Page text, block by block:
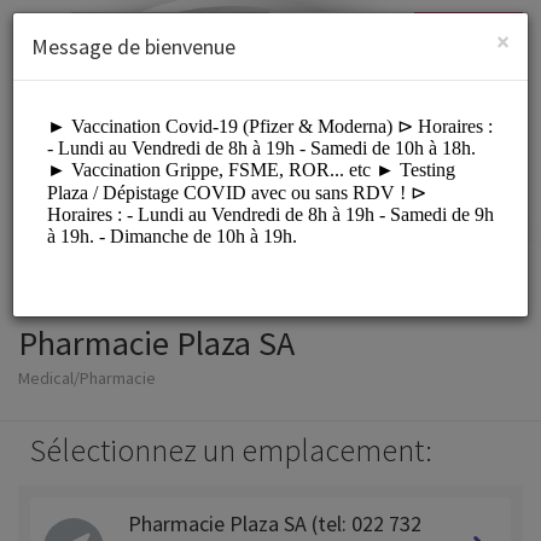
S'INSCRIRE
Pharmacie Plaza SA
Medical/Pharmacie
Sélectionnez un emplacement:
Pharmacie Plaza SA (tel: 022 732
×
Message de bienvenue